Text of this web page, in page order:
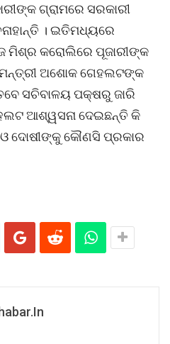
ଗ୍ରାମରେ ସରକାରୀ
। ଇତିମଧ୍ୟରେ
ମିଶ୍ର କରୋଲିରେ ପୂଜାରୀଙ୍କ
ଅଶୋକ ଗେହଲଟଙ୍କ
ସଚିବାଳୟ ପକ୍ଷରୁ ଜାରି
ଆଶ୍ୱସନା ଦେଇଛନ୍ତି କି
ଓ ଦୋଷୀଙ୍କୁ କୌଣସି ପ୍ରକାର